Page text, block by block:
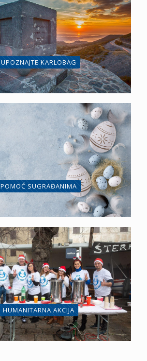
UPOZNAJTE KARLOBAG
POMOĆ SUGRAĐANIMA
HUMANITARNA AKCIJA